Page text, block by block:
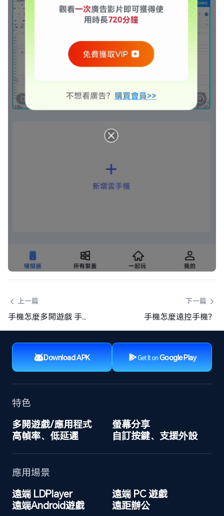
上一篇
手機怎麼多開遊戲 手機多開遊戲軟體哪個好
下一篇
手機怎麼遠控手機？
Download APK Get It onGoogle Play
特色
多開遊戲/應用程式
螢幕分享
高幀率、低延遲
自訂按鍵、支援外設
應用場景
遠端 LDPlayer
遠端 PC 遊戲
遠端Android遊戲
遠距辦公